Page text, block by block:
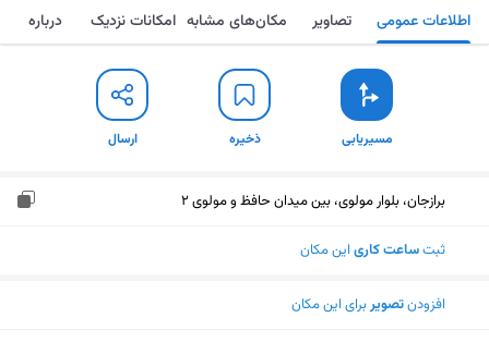
مسیریابی ذخیره ارسال اطلاعات عمومی تصاویر مکان‌های مشابه امکانات نزدیک درباره
مسیریابی ذخیره ارسال
برازجان، بلوار مولوی، بین میدان حافظ و مولوی 2
ثبتساعت کاری این مکان
افزودنتصویربرای این مکان